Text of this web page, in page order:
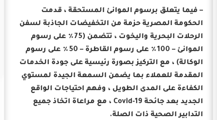
– فيما يتعلق برسوم الموانئ المستحقة ، قدمت
الحكومة المصرية حزمة من التخفيضات الجاذبة لسفن
الرحلات البحرية واليخوت ، تتضمن (75٪ على رسوم
الموانئ – 100٪ على رسوم القاطرة – 50٪ على رسوم
الوكالة) ، مع التركيز بصورة رئيسية على جودة الخدمات
المقدمة للعملاء بما يضمن السمعة الجيدة لمستوي
الكفاءة على المدى الطويل ، وفهم احتياجات الواقع
الجديد بعد جائحة Covid-19 ، مع مراعاة اتخاذ جميع
التدابير الصحية ذات الصلة.